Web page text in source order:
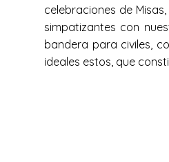
celebraciones de
simpatizantes con
bandera para civiles,
ideales estos, que